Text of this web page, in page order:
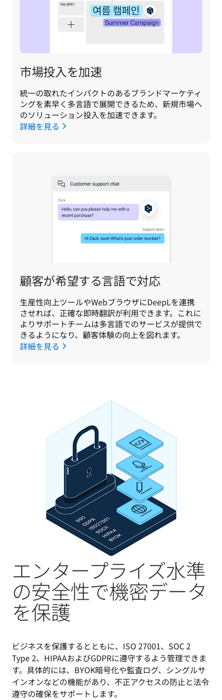
市場投入を加速
統一の取れたインパクトのあるブランドマーケティ
ングを素早く多言語で展開できるため、新規市場へ
のソリューション投入を加速できます。
詳細を見る
顧客が希望する言語で対応
生産性向上ツールやWebブラウザにDeepLを連携
させれば、正確な即時翻訳が利用できます。これに
よりサポートチームは多言語でのサービスが提供で
きるようになり、顧客体験の向上を図れます。
詳細を見る
エンタープライズ水準
の安全性で機密データ
を保護
ビジネスを保護するとともに、ISO 27001、SOC 2
Type 2、HIPAAおよびGDPRに遵守するよう管理できま
す。具体的には、BYOK暗号化や監査ログ、シングルサ
インオンなどの機能があり、不正アクセスの防止と法令
遵守の確保をサポートします。